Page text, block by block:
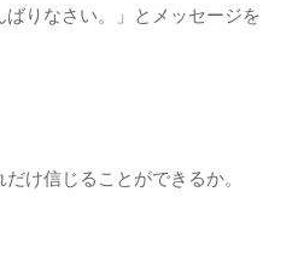
りなさい。」とメッセージを
け信じることができるか。